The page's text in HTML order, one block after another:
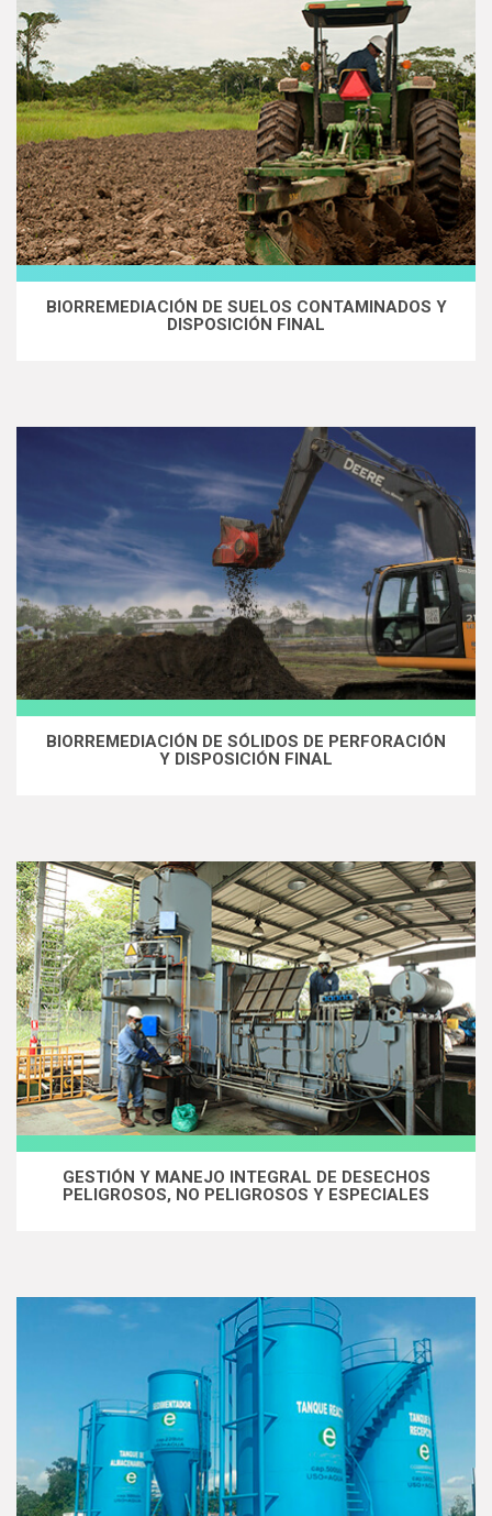
BIORREMEDIACIÓN DE SUELOS CONTAMINADOS Y
DISPOSICIÓN FINAL
BIORREMEDIACIÓN DE SÓLIDOS DE PERFORACIÓN
Y DISPOSICIÓN FINAL
GESTIÓN Y MANEJO INTEGRAL DE DESECHOS
PELIGROSOS, NO PELIGROSOS Y ESPECIALES